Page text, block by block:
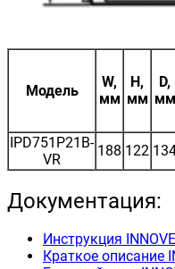
Модель
W,
мм
H,
мм
D,
мм
IPD751P21B-
VR
188 122
Документация:
Инструкция
Краткое описание